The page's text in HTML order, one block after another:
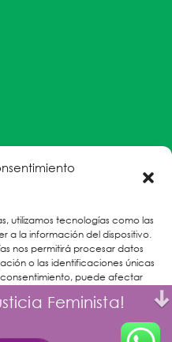
utilizamos tecnologías como las
a la información del dispositivo.
nos permitirá procesar datos
o las identificaciones únicas
puede afectar
con la
hacia personas
internas y/o
Basadas en
Feminista!